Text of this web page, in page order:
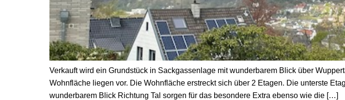
Verkauft wird ein Grundstück in Sackgassenlage mit wunderbarem Blick über
Wohnfläche liegen vor. Die Wohnfläche erstreckt sich über 2 Etagen. Die unterste
wunderbarem Blick Richtung Tal sorgen für das besondere Extra ebenso wie die […]